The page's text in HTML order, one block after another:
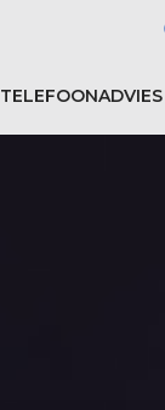
TELEFOONADVIES